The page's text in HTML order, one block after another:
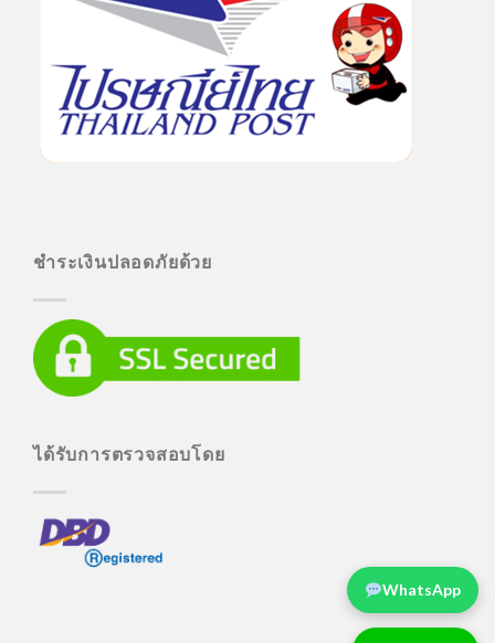
ชำระเงินปลอดภัยด้วย
ได้รับการตรวจสอบโดย
WhatsApp